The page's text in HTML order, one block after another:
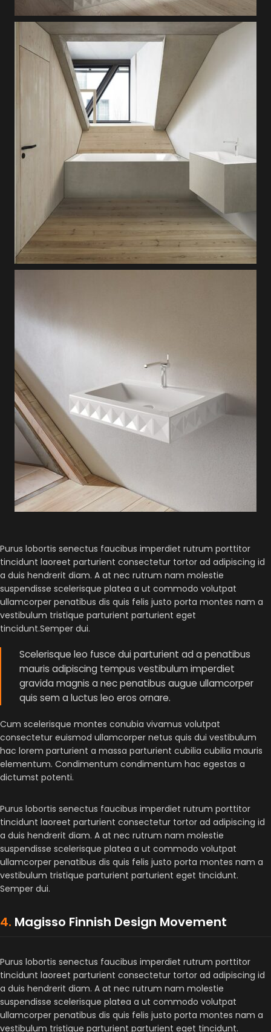
Purus lobortis senectus faucibus imperdiet rutrum porttitor
tincidunt laoreet parturient consectetur tortor ad adipiscing id
a duis hendrerit diam. A at nec rutrum nam molestie
suspendisse scelerisque platea a ut commodo volutpat
ullamcorper penatibus dis quis felis justo porta montes nam a
vestibulum tristique parturient parturient eget
tincidunt.Semper dui.
Scelerisque leo fusce dui parturient ad a penatibus
mauris adipiscing tempus vestibulum imperdiet
gravida magnis a nec penatibus augue ullamcorper
quis sem a luctus leo eros ornare.
Cum scelerisque montes conubia vivamus volutpat
consectetur euismod ullamcorper netus quis dui vestibulum
hac lorem parturient a massa parturient cubilia cubilia mauris
elementum. Condimentum condimentum hac egestas a
dictumst potenti.
Purus lobortis senectus faucibus imperdiet rutrum porttitor
tincidunt laoreet parturient consectetur tortor ad adipiscing id
a duis hendrerit diam. A at nec rutrum nam molestie
suspendisse scelerisque platea a ut commodo volutpat
ullamcorper penatibus dis quis felis justo porta montes nam a
vestibulum tristique parturient parturient eget tincidunt.
Semper dui.
4. Magisso Finnish Design Movement
Purus lobortis senectus faucibus imperdiet rutrum porttitor
tincidunt laoreet parturient consectetur tortor ad adipiscing id
a duis hendrerit diam. A at nec rutrum nam molestie
suspendisse scelerisque platea a ut commodo volutpat
ullamcorper penatibus dis quis felis justo porta montes nam a
vestibulum tristique parturient parturient eget tincidunt.